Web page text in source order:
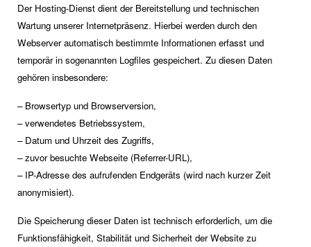
Der Hosting-Dienst dient der Bereitstellung und technischen
Wartung unserer Internetpräsenz. Hierbei werden durch den
Webserver automatisch bestimmte Informationen erfasst und
temporär in sogenannten Logfiles gespeichert. Zu diesen Daten
gehören insbesondere:
– Browsertyp und Browserversion,
– verwendetes Betriebssystem,
– Datum und Uhrzeit des Zugriffs,
– zuvor besuchte Webseite (Referrer-URL),
– IP-Adresse des aufrufenden Endgeräts (wird nach kurzer Zeit
anonymisiert).
Die Speicherung dieser Daten ist technisch erforderlich, um die
Funktionsfähigkeit, Stabilität und Sicherheit der Website zu